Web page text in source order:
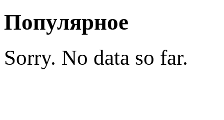
Популярное
Sorry. No data so far.